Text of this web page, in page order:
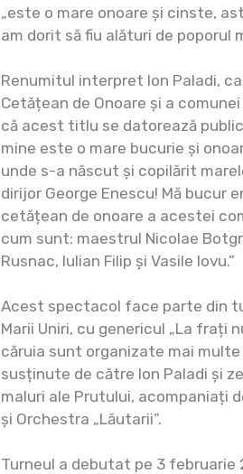
„este o mare onoare și cinste,
am dorit să fiu alături de poporul
Renumitul interpret Ion Paladi,
Cetățean de Onoare și a
că acest titlu se datorează
mine este o mare bucurie și
unde s-a născut și copilărit
dirijor George Enescu! Mă bucur
cetățean de onoare a acestei
cum sunt: maestrul Nicolae
Rusnac, Iulian Filip și Vasile Iovu.”
Acest spectacol face parte din
Marii Uniri, cu genericul „La frați
căruia sunt organizate mai
susținute de către Ion Paladi și
maluri ale Prutului, acompaniați
și Orchestra „Lăutarii”.
Turneul a debutat pe 3 februarie